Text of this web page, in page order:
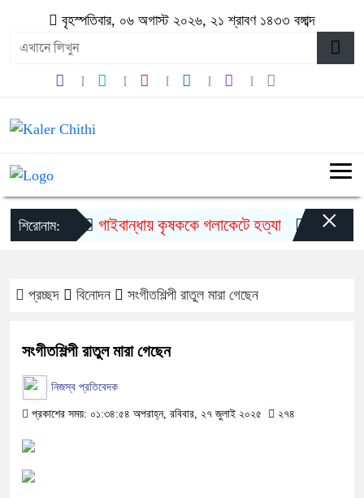
বৃহস্পতিবার, ০৬ অগাস্ট ২০২৬, ২১ শ্রাবণ ১৪৩৩ বঙ্গাব্দ
শিরোনাম: গাইবান্ধায় কৃষককে গলাকেটে হত্যা মুজিববর্ষ
×
প্রচ্ছদ বিনোদন সংগীতশিল্পী রাতুল মারা গেছেন
সংগীতশিল্পী রাতুল মারা গেছেন
নিজস্ব প্রতিবেদক
প্রকাশের সময়: ০১:৩৪:৫৪ অপরাহ্ন, রবিবার, ২৭ জুলাই ২০২৫ ২৭৪